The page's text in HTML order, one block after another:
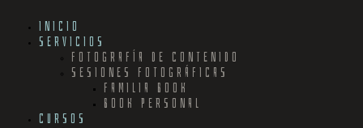
INICIO
SERVICIOS
FOTOGRAFÍA DE CONTENIDO
SESIONES FOTOGRÁFICAS
FAMILIA BOOK
BOOK PERSONAL
CURSOS